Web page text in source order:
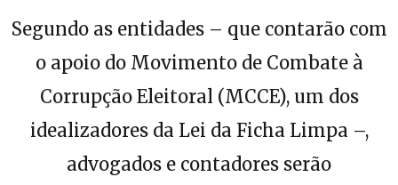
Segundo as entidades – que contarão com
o apoio do Movimento de Combate à
Corrupção Eleitoral (MCCE), um dos
idealizadores da Lei da Ficha Limpa –,
advogados e contadores serão